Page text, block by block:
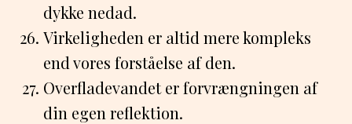
dykke nedad.
Virkeligheden er altid mere kompleks
end vores forståelse af den.
Overfladevandet er forvrængningen af
din egen reflektion.